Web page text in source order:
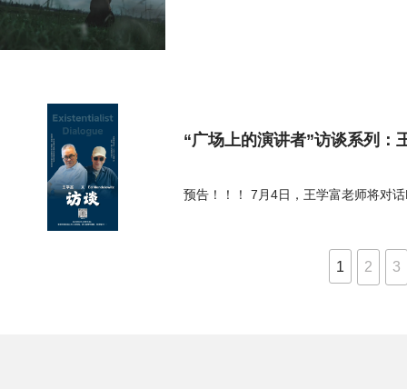
“广场上的演讲者”访谈系列：
预告！！！ 7月4日，王学富老师将对
1 2 3